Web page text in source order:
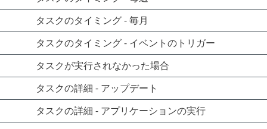
タスクのタイミング - 毎月
タスクのタイミング - イベントのトリガー
タスクが実行されなかった場合
タスクの詳細 - アップデート
タスクの詳細 - アプリケーションの実行